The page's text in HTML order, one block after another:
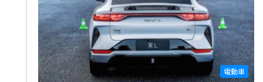
電動車